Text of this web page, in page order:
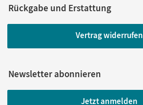
Rückgabe und Erstattung
Vertrag widerrufen
Newsletter abonnieren
Jetzt anmelden